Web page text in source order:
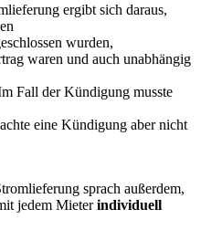
ergibt sich daraus,
wurden,
waren und auch unabhängig
Fall der Kündigung musste
eine Kündigung aber nicht
sprach außerdem,
jedem Mieterindividuell